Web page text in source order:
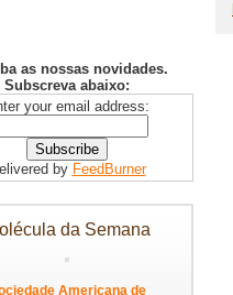
as nossas novidades.
Subscreva abaixo:
your email address:
by FeedBurner
da Semana
Americana de